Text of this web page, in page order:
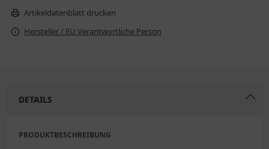
Artikeldatenblatt drucken
Hersteller / EU Verantwortliche Person
DETAILS
PRODUKTBESCHREIBUNG